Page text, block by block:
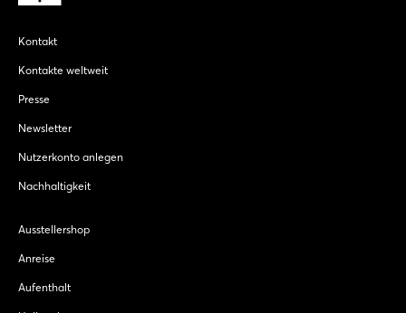
Kontakt
Kontakte weltweit
Presse
Newsletter
Nutzerkonto anlegen
Nachhaltigkeit
Ausstellershop
Anreise
Aufenthalt